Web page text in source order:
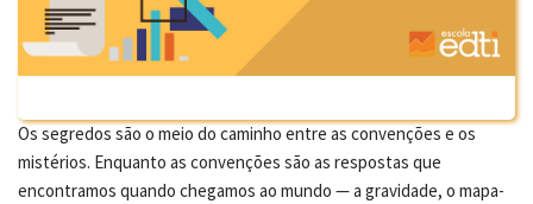
Os segredos são o meio do caminho entre as convenções e os
mistérios. Enquanto as convenções são as respostas que
encontramos quando chegamos ao mundo — a gravidade, o mapa-